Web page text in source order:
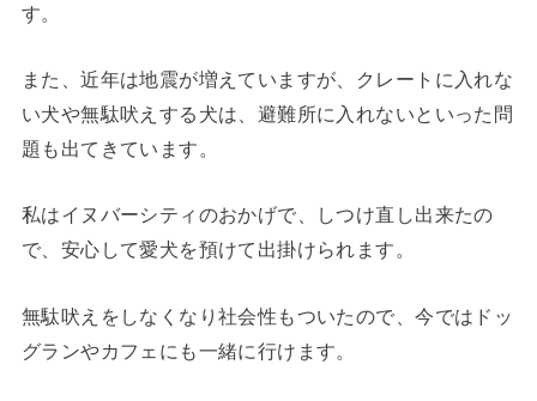
す。
また、近年は地震が増えていますが、クレートに入れな
い犬や無駄吠えする犬は、避難所に入れないといった問
題も出てきています。
私はイヌバーシティのおかげで、しつけ直し出来たの
で、安心して愛犬を預けて出掛けられます。
無駄吠えをしなくなり社会性もついたので、今ではドッ
グランやカフェにも一緒に行けます。